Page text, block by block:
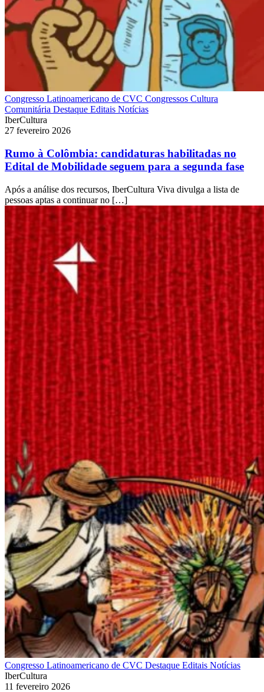
Congresso Latinoamericano de CVC Congressos Cultura
Comunitária Destaque Editais Notícias
IberCultura
27 fevereiro 2026
Rumo à Colômbia: candidaturas habilitadas no
Edital de Mobilidade seguem para a segunda fase
Após a análise dos recursos, IberCultura Viva divulga a lista de
pessoas aptas a continuar no […]
Congresso Latinoamericano de CVC Destaque Editais Notícias
IberCultura
11 fevereiro 2026